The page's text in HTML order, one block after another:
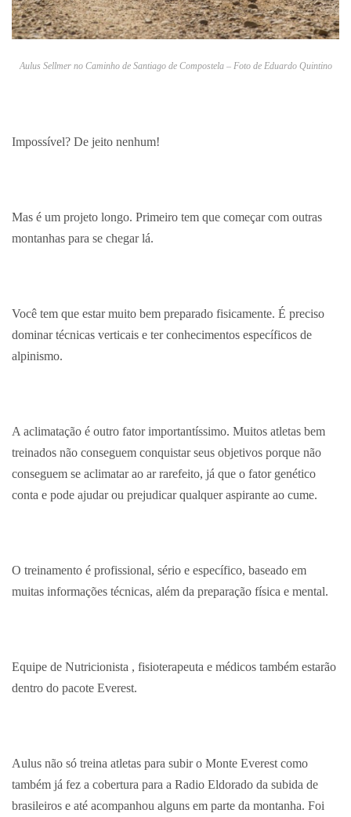
Aulus Sellmer no Caminho de Santiago de Compostela – Foto de Eduardo Quintino
Impossível? De jeito nenhum!
Mas é um projeto longo. Primeiro tem que começar com outras
montanhas para se chegar lá.
Você tem que estar muito bem preparado fisicamente. É preciso
dominar técnicas verticais e ter conhecimentos específicos de
alpinismo.
A aclimatação é outro fator importantíssimo. Muitos atletas bem
treinados não conseguem conquistar seus objetivos porque não
conseguem se aclimatar ao ar rarefeito, já que o fator genético
conta e pode ajudar ou prejudicar qualquer aspirante ao cume.
O treinamento é profissional, sério e específico, baseado em
muitas informações técnicas, além da preparação física e mental.
Equipe de Nutricionista , fisioterapeuta e médicos também estarão
dentro do pacote Everest.
Aulus não só treina atletas para subir o Monte Everest como
também já fez a cobertura para a Radio Eldorado da subida de
brasileiros e até acompanhou alguns em parte da montanha. Foi